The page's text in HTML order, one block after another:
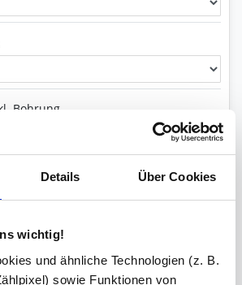
Details Über Cookies
wichtig!
und ähnliche Technologien (z. B.
sowie Funktionen von
Bohrung